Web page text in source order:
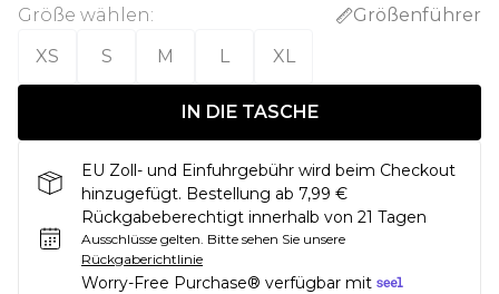
Größe wählen:
Größenführer
XS
S M L XL
IN DIE TASCHE
EU Zoll- und Einfuhrgebühr wird beim Checkout
hinzugefügt. Bestellung ab 7,99 €
Rückgabeberechtigt innerhalb von 21 Tagen
Ausschlüsse gelten. Bitte sehen Sie unsere
Rückgaberichtlinie
Worry-Free Purchase® verfügbar mit